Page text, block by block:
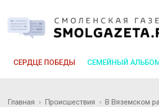
СЕРДЦЕ ПОБЕДЫ СЕМЕЙНЫЙ
Главная Происшествия В Вяземском